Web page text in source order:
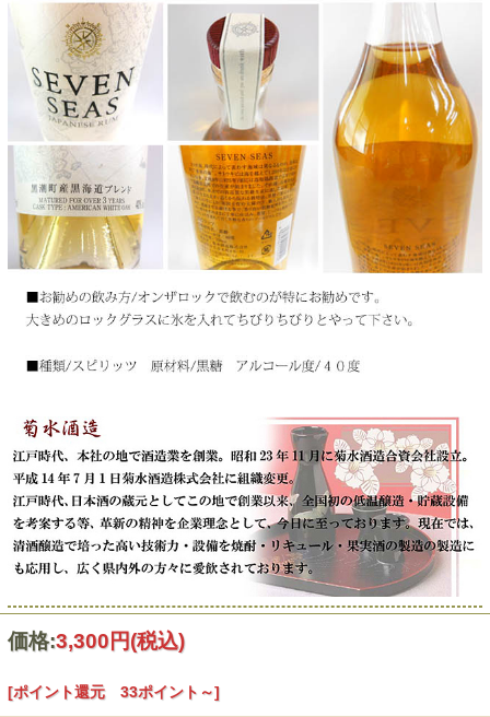
価格:3,300円(税込)
[ポイント還元 33ポイント～]